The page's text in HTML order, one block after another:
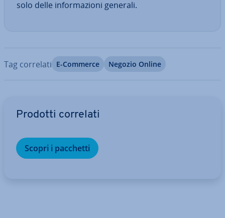
solo delle in­for­ma­zio­ni generali.
Tag correlati E-Commerce Negozio Online
Prodotti correlati
Scopri i pacchetti